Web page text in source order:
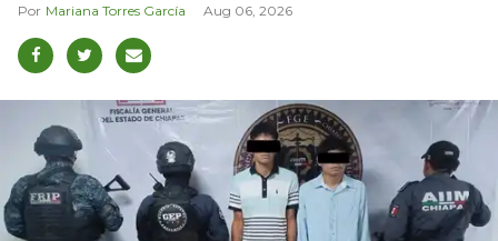
Mariana Torres García Aug 06, 2026